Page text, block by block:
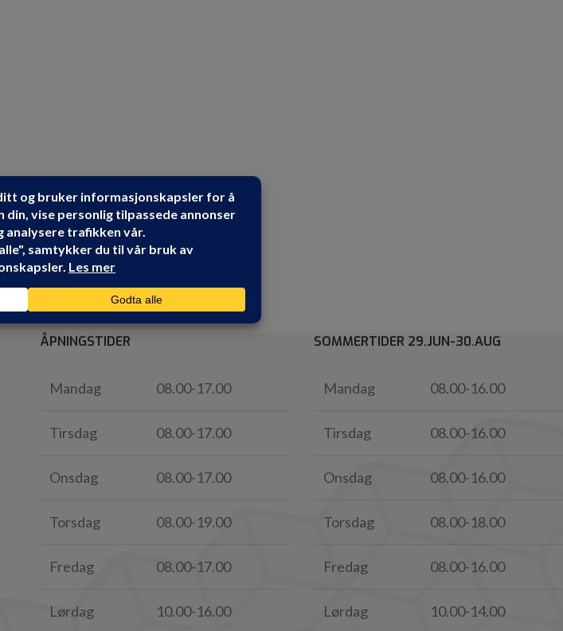
ÅPNINGSTIDER
Mandag 08.00-17.00
Tirsdag 08.00-17.00
Onsdag 08.00-17.00
Torsdag 08.00-19.00
Fredag 08.00-17.00
Lørdag 10.00-16.00
SOMMERTIDER 29.JUN-30.AUG
Mandag 08.00-16.00
Tirsdag 08.00-16.00
Onsdag 08.00-16.00
Torsdag 08.00-18.00
Fredag 08.00-16.00
Lørdag
10.00-14.00